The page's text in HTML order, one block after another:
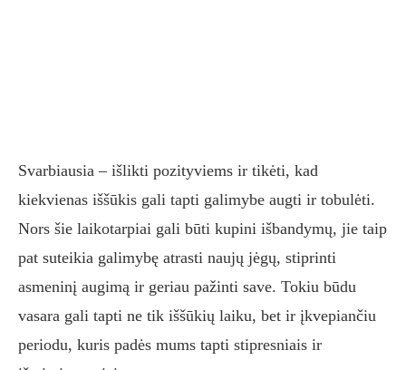
Svarbiausia – išlikti pozityviems ir tikėti, kad
kiekvienas iššūkis gali tapti galimybe augti ir tobulėti.
Nors šie laikotarpiai gali būti kupini išbandymų, jie taip
pat suteikia galimybę atrasti naujų jėgų, stiprinti
asmeninį augimą ir geriau pažinti save. Tokiu būdu
vasara gali tapti ne tik iššūkių laiku, bet ir įkvepiančiu
periodu, kuris padės mums tapti stipresniais ir